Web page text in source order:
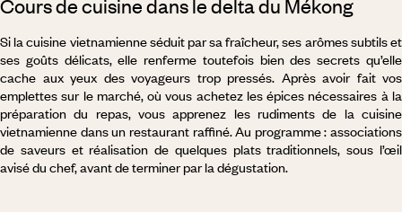
Cours de cuisine dans le delta du Mékong
Si la cuisine vietnamienne séduit par sa fraîcheur, ses arômes subtils et
ses goûts délicats, elle renferme toutefois bien des secrets qu’elle
cache aux yeux des voyageurs trop pressés. Après avoir fait vos
emplettes sur le marché, où vous achetez les épices nécessaires à la
préparation du repas, vous apprenez les rudiments de la cuisine
vietnamienne dans un restaurant raffiné. Au programme : associations
de saveurs et réalisation de quelques plats traditionnels, sous l’œil
avisé du chef, avant de terminer par la dégustation.